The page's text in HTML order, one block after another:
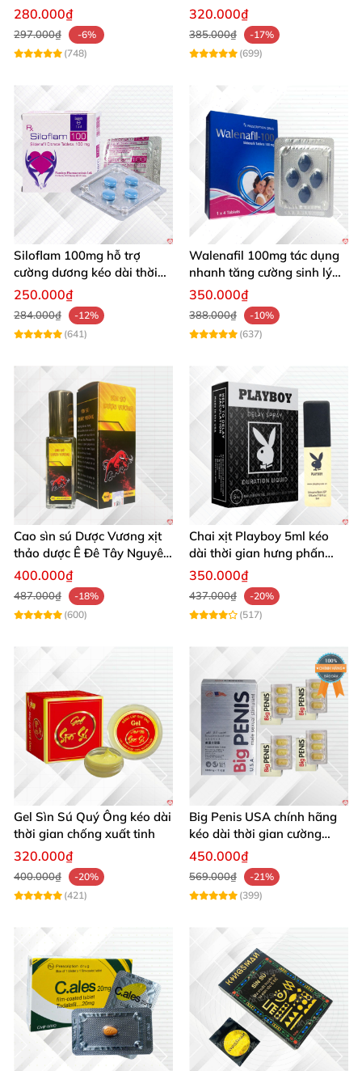
cường dương hiệu quả
280.000₫
297.000₫
-6%
(748)
dài quan hệ
320.000₫
385.000₫
-17%
(699)
Siloflam 100mg hỗ trợ
cường dương kéo dài thời
gian xuất tinh sớm Nam giới
250.000₫
284.000₫
-12%
(641)
Walenafil 100mg tác dụng
nhanh tăng cường sinh lý
chống xuất tinh sớm
350.000₫
388.000₫
-10%
(637)
Cao sìn sú Dược Vương xịt
thảo dược Ê Đê Tây Nguyên
chuẩn chính hãng kích thích
400.000₫
487.000₫
-18%
(600)
Chai xịt Playboy 5ml kéo
dài thời gian hưng phấn
mạnh mẽ
350.000₫
437.000₫
-20%
(517)
Gel Sìn Sú Quý Ông kéo dài
thời gian chống xuất tinh
320.000₫
400.000₫
-20%
(421)
Big Penis USA chính hãng
kéo dài thời gian cường
dương chống xuất tinh sớm
hộp 12 viên
450.000₫
569.000₫
-21%
(399)